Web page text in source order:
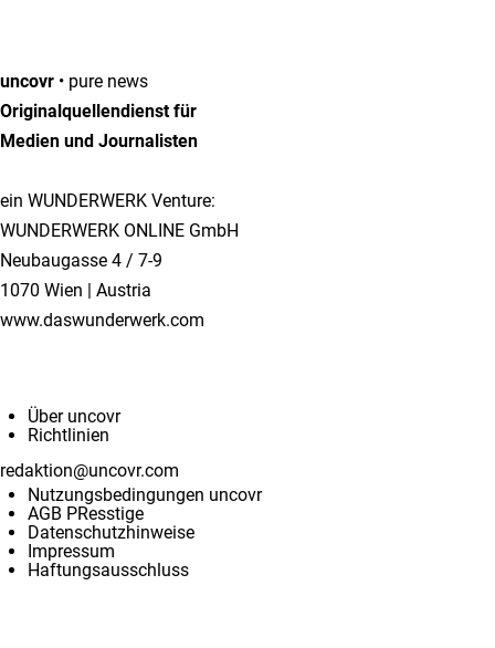
uncovr • pure news
Originalquellendienst für
Medien und Journalisten
ein WUNDERWERK Venture:
WUNDERWERK ONLINE GmbH
Neubaugasse 4 / 7-9
1070 Wien | Austria
www.daswunderwerk.com
Über uncovr
Richtlinien
redaktion@uncovr.com
Nutzungsbedingungen uncovr
AGB PResstige
Datenschutzhinweise
Impressum
Haftungsausschluss